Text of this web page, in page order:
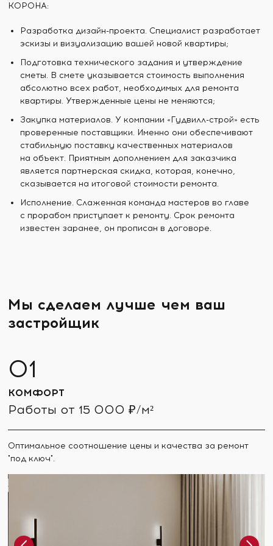
КОРОНА:
Разработка дизайн-проекта. Специалист разработает
эскизы и визуализацию вашей новой квартиры;
Подготовка технического задания и утверждение
сметы. В смете указывается стоимость выполнения
абсолютно всех работ, необходимых для ремонта
квартиры. Утвержденные цены не меняются;
Закупка материалов. У компании «Гудвилл-строй» есть
проверенные поставщики. Именно они обеспечивают
стабильную поставку качественных материалов
на объект. Приятным дополнением для заказчика
является партнерская скидка, которая, конечно,
сказывается на итоговой стоимости ремонта.
Исполнение. Слаженная команда мастеров во главе
с прорабом приступает к ремонту. Срок ремонта
известен заранее, он прописан в договоре.
Мы сделаем лучше чем ваш
застройщик
КОМФОРТ
Работы от 15 000 ₽/м²
Оптимальное соотношение цены и качества за ремонт
"под ключ".